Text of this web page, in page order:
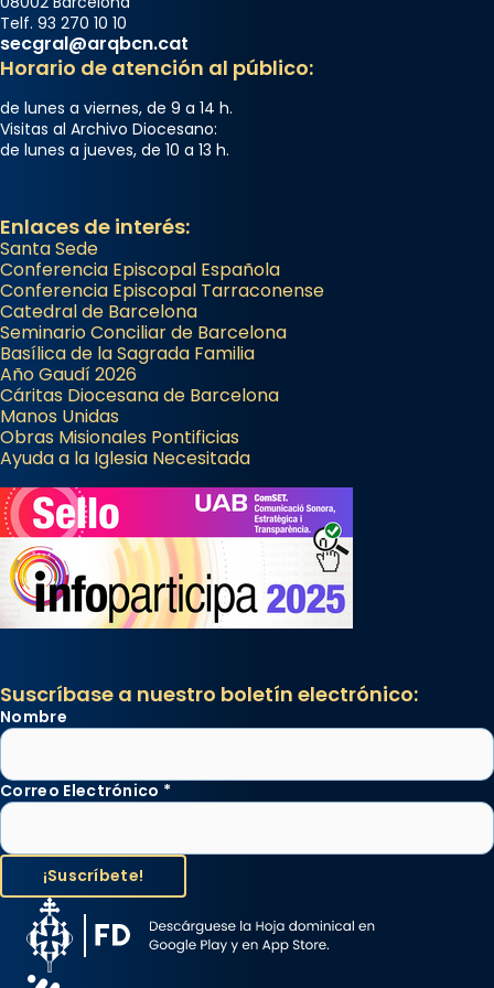
frare Joan Gaspar Roig, afirma en una obra
que les santes són filles de l’antiga Iluro.
Mataró en reivindicarà les relíq
...Ver más
Foto
Telf. 93 270 10 10
secgral@arqbcn.cat
Horario de atención al público:
de lunes a viernes, de 9 a 14 h.
Visitas al Archivo Diocesano:
de lunes a jueves, de 10 a 13 h.
Enlaces de interés:
Santa Sede
Conferencia Episcopal Española
Conferencia Episcopal Tarraconense
Catedral de Barcelona
Seminario Conciliar de Barcelona
Basílica de la Sagrada Familia
Año Gaudí 2026
Cáritas Diocesana de Barcelona
Manos Unidas
Obras Misionales Pontificias
Ayuda a la Iglesia Necesitada
Suscríbase a nuestro boletín electrónico:
Nombre
Correo Electrónico *